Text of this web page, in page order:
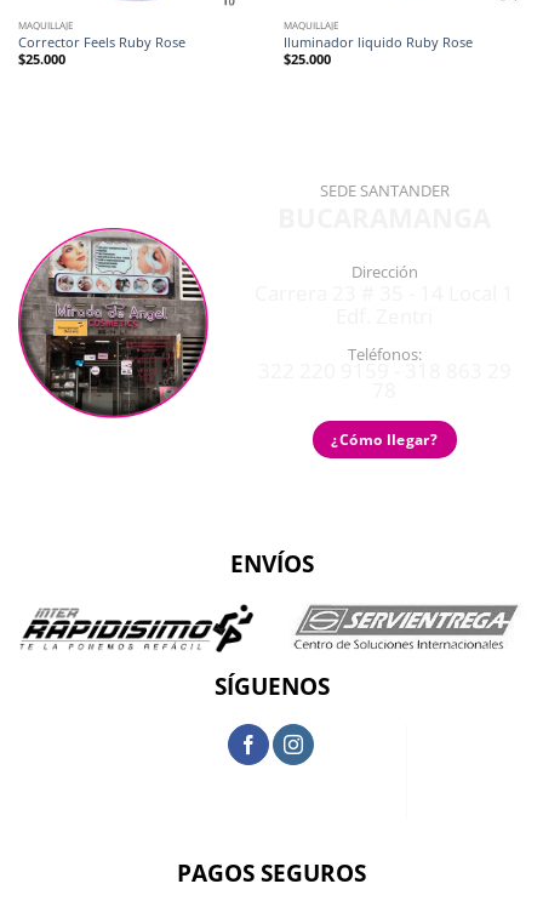
MAQUILLAJE
Corrector Feels Ruby Rose
$25.000
MAQUILLAJE
Iluminador liquido Ruby Rose
$25.000
SEDE SANTANDER
Dirección
Teléfonos:
¿Cómo llegar?
ENVÍOS
SÍGUENOS
PAGOS SEGUROS